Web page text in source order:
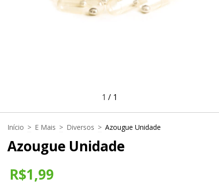
1 / 1
Início > E Mais > Diversos > Azougue Unidade
Azougue Unidade
R$1,99